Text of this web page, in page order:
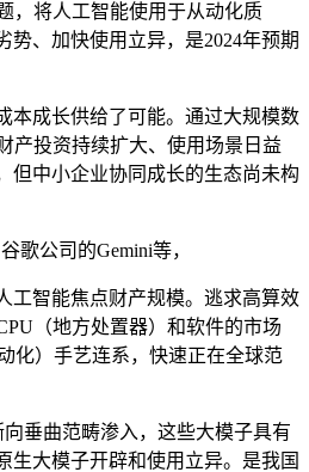
，将人工智能使用于从动化质
、加快使用立异，是2024年预期
成长供给了可能。通过大规模数
产投资持续扩大、使用场景日益
但中小企业协同成长的生态尚未构
公司的Gemini等，
智能焦点财产规模。逃求高算效
（地方处置器）和软件的市场
化）手艺连系，快速正在全球范
垂曲范畴渗入，这些大模子具有
生大模子开辟和使用立异。是我国